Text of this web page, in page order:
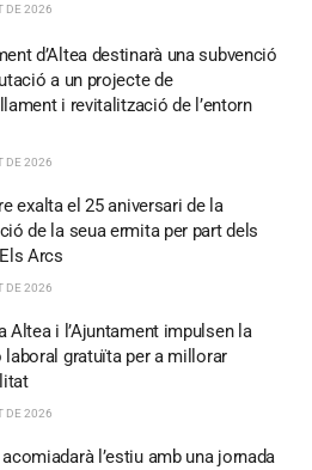
DE 2026
d’Altea destinarà una subvenció
a un projecte de
i revitalització de l’entorn
DE 2026
exalta el 25 aniversari de la
de la seua ermita per part dels
Arcs
DE 2026
Altea i l’Ajuntament impulsen la
gratuïta per a millorar
DE 2026
l’estiu amb una jornada